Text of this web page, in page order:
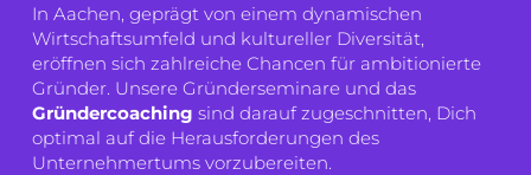
In Aachen, geprägt von einem dynamischen
Wirtschaftsumfeld und kultureller Diversität,
eröffnen sich zahlreiche Chancen für ambitionierte
Gründer. Unsere Gründerseminare und das
Gründercoaching sind darauf zugeschnitten, Dich
optimal auf die Herausforderungen des
Unternehmertums vorzubereiten.